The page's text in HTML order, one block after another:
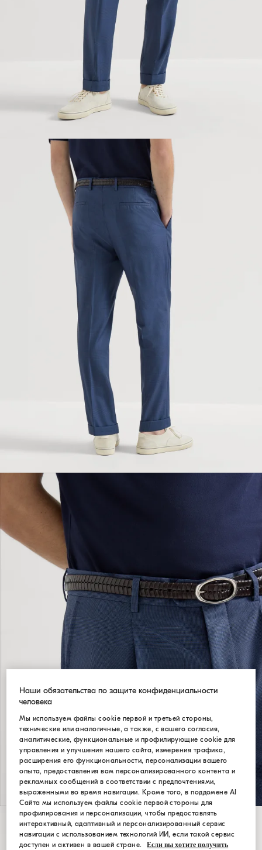
Наши обязательства по защите конфиденциальности
человека
Мы используем файлы cookie первой и третьей стороны,
технические или аналогичные, а также, с вашего согласия,
аналитические, функциональные и профилирующие cookie для
управления и улучшения нашего сайта, измерения трафика,
расширения его функциональности, персонализации вашего
опыта, предоставления вам персонализированного контента и
рекламных сообщений в соответствии с предпочтениями,
выраженными во время навигации. Кроме того, в поддомене AI
Сайта мы используем файлы cookie первой стороны для
профилирования и персонализации, чтобы предоставлять
интерактивный, адаптивный и персонализированный сервис
навигации с использованием технологий ИИ, если такой сервис
доступен и активен в вашей стране.
Если вы хотите получить